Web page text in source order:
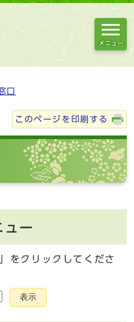
メニュー
口
このページを印刷する
ュー
をクリックしてくださ
表示